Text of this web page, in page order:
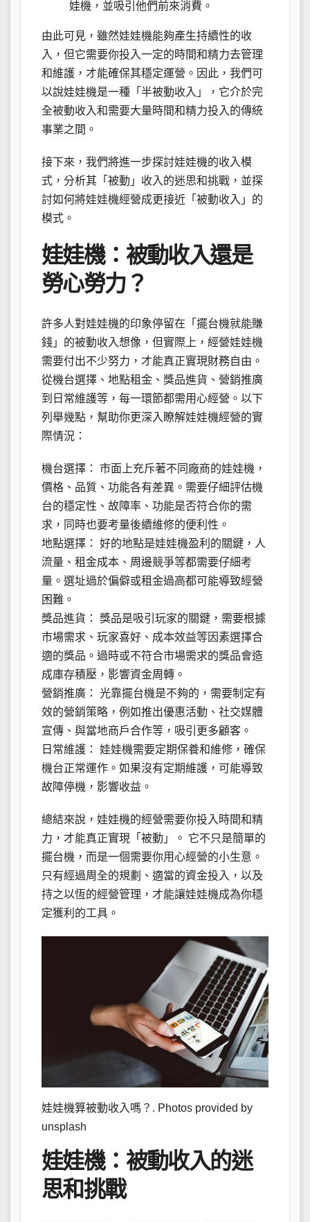
娃機，並吸引他們前來消費。
由此可見，雖然娃娃機能夠產生持續性的收
入，但它需要你投入一定的時間和精力去管理
和維護，才能確保其穩定運營。因此，我們可
以說娃娃機是一種「半被動收入」，它介於完
全被動收入和需要大量時間和精力投入的傳統
事業之間。
接下來，我們將進一步探討娃娃機的收入模
式，分析其「被動」收入的迷思和挑戰，並探
討如何將娃娃機經營成更接近「被動收入」的
模式。
娃娃機：被動收入還是
勞心勞力？
許多人對娃娃機的印象停留在「擺台機就能賺
錢」的被動收入想像，但實際上，經營娃娃機
需要付出不少努力，才能真正實現財務自由。
從機台選擇、地點租金、獎品進貨、營銷推廣
到日常維護等，每一環節都需用心經營。以下
列舉幾點，幫助你更深入瞭解娃娃機經營的實
際情況：
機台選擇： 市面上充斥著不同廠商的娃娃機，
價格、品質、功能各有差異。需要仔細評估機
台的穩定性、故障率、功能是否符合你的需
求，同時也要考量後續維修的便利性。
地點選擇： 好的地點是娃娃機盈利的關鍵，人
流量、租金成本、周邊競爭等都需要仔細考
量。選址過於偏僻或租金過高都可能導致經營
困難。
獎品進貨： 獎品是吸引玩家的關鍵，需要根據
市場需求、玩家喜好、成本效益等因素選擇合
適的獎品。過時或不符合市場需求的獎品會造
成庫存積壓，影響資金周轉。
營銷推廣： 光靠擺台機是不夠的，需要制定有
效的營銷策略，例如推出優惠活動、社交媒體
宣傳、與當地商戶合作等，吸引更多顧客。
日常維護： 娃娃機需要定期保養和維修，確保
機台正常運作。如果沒有定期維護，可能導致
故障停機，影響收益。
總結來說，娃娃機的經營需要你投入時間和精
力，才能真正實現「被動」。 它不只是簡單的
擺台機，而是一個需要你用心經營的小生意。
只有經過周全的規劃、適當的資金投入，以及
持之以恆的經營管理，才能讓娃娃機成為你穩
定獲利的工具。
娃娃機算被動收入嗎？. Photos provided by
unsplash
娃娃機：被動收入的迷
思和挑戰